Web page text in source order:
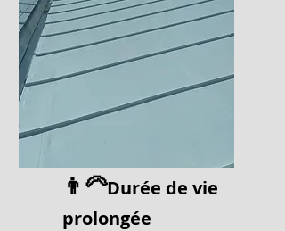
👨‍🦳Durée de vie
prolongée